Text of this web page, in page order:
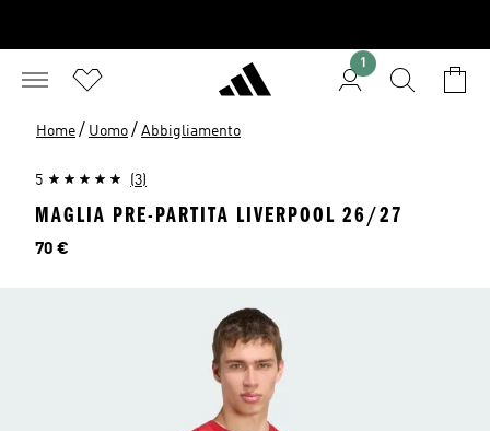
1
Home / Uomo / Abbigliamento
5 (3)
MAGLIA PRE-PARTITA LIVERPOOL 26/27
Prezzo
70 €